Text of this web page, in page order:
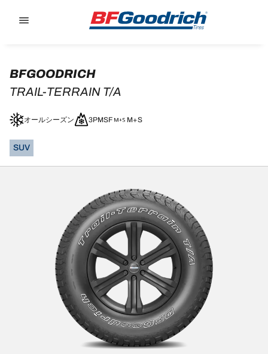
BFGOODRICH
TRAIL-TERRAIN T/A
オールシーズン 3PMSF M+S
SUV